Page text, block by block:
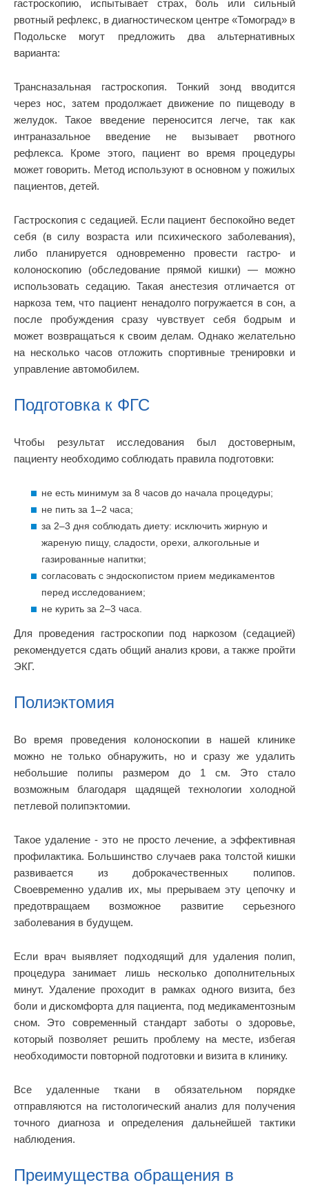
гастроскопию, испытывает страх, боль или сильный
рвотный рефлекс, в диагностическом центре «Томоград» в
Подольске могут предложить два альтернативных
варианта:
Трансназальная гастроскопия. Тонкий зонд вводится
через нос, затем продолжает движение по пищеводу в
желудок. Такое введение переносится легче, так как
интраназальное введение не вызывает рвотного
рефлекса. Кроме этого, пациент во время процедуры
может говорить. Метод используют в основном у пожилых
пациентов, детей.
Гастроскопия с седацией. Если пациент беспокойно ведет
себя (в силу возраста или психического заболевания),
либо планируется одновременно провести гастро- и
колоноскопию (обследование прямой кишки) — можно
использовать седацию. Такая анестезия отличается от
наркоза тем, что пациент ненадолго погружается в сон, а
после пробуждения сразу чувствует себя бодрым и
может возвращаться к своим делам. Однако желательно
на несколько часов отложить спортивные тренировки и
управление автомобилем.
Подготовка к ФГС
Чтобы результат исследования был достоверным,
пациенту необходимо соблюдать правила подготовки:
не есть минимум за 8 часов до начала процедуры;
не пить за 1–2 часа;
за 2–3 дня соблюдать диету: исключить жирную и
жареную пищу, сладости, орехи, алкогольные и
газированные напитки;
согласовать с эндоскопистом прием медикаментов
перед исследованием;
не курить за 2–3 часа.
Для проведения гастроскопии под наркозом (седацией)
рекомендуется сдать общий анализ крови, а также пройти
ЭКГ.
Полиэктомия
Во время проведения колоноскопии в нашей клинике
можно не только обнаружить, но и сразу же удалить
небольшие полипы размером до 1 см. Это стало
возможным благодаря щадящей технологии холодной
петлевой полипэктомии.
Такое удаление - это не просто лечение, а эффективная
профилактика. Большинство случаев рака толстой кишки
развивается из доброкачественных полипов.
Своевременно удалив их, мы прерываем эту цепочку и
предотвращаем возможное развитие серьезного
заболевания в будущем.
Если врач выявляет подходящий для удаления полип,
процедура занимает лишь несколько дополнительных
минут. Удаление проходит в рамках одного визита, без
боли и дискомфорта для пациента, под медикаментозным
сном. Это современный стандарт заботы о здоровье,
который позволяет решить проблему на месте, избегая
необходимости повторной подготовки и визита в клинику.
Все удаленные ткани в обязательном порядке
отправляются на гистологический анализ для получения
точного диагноза и определения дальнейшей тактики
наблюдения.
Преимущества обращения в